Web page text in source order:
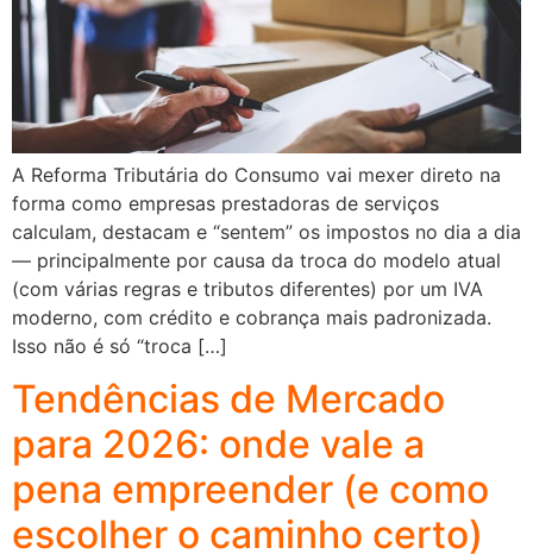
A Reforma Tributária do Consumo vai mexer direto na
forma como empresas prestadoras de serviços
calculam, destacam e “sentem” os impostos no dia a dia
— principalmente por causa da troca do modelo atual
(com várias regras e tributos diferentes) por um IVA
moderno, com crédito e cobrança mais padronizada.
Isso não é só “troca […]
Tendências de Mercado
para 2026: onde vale a
pena empreender (e como
escolher o caminho certo)